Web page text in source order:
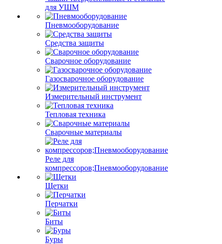
для УШМ
Пневмооборудование
Средства защиты
Сварочное оборудование
Газосварочное оборудование
Измерительный инструмент
Тепловая техника
Сварочные материалы
Реле для
компрессоров;Пневмооборудование
Щетки
Перчатки
Биты
Буры